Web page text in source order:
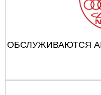
ОБСЛУЖИВАЮТСЯ